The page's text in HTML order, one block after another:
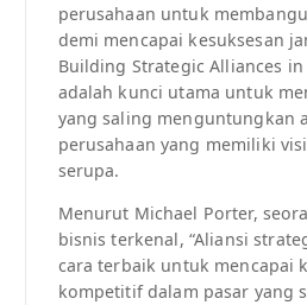
perusahaan untuk
demi mencapai kesuksesan
Building Strategic Alliances
adalah kunci utama untuk
yang saling menguntungkan
perusahaan yang memiliki
serupa.
Menurut Michael Porter,
bisnis terkenal, “Aliansi
cara terbaik untuk mencapai
kompetitif dalam pasar yang